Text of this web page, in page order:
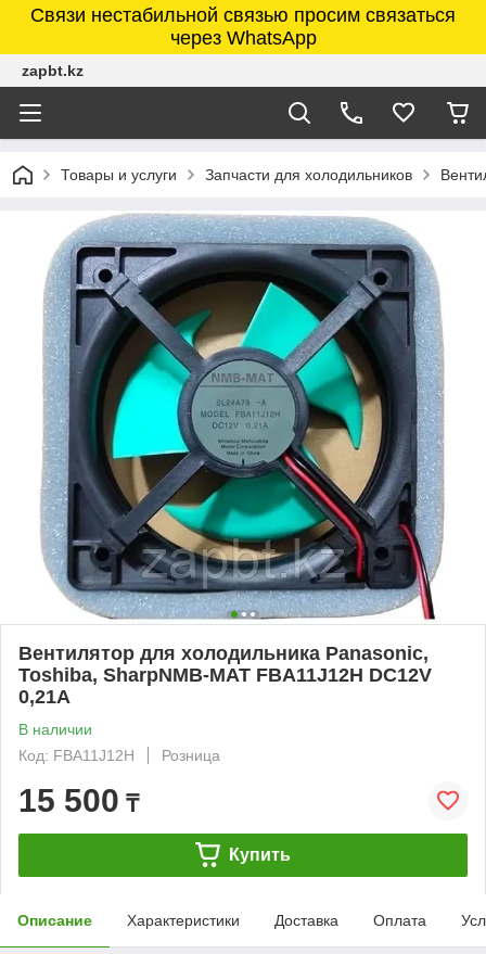
Связи нестабильной связью просим связаться
через WhatsApp
zapbt.kz
Товары и услуги Запчасти для холодильников
Вентилятор для холодильника Panasonic,
Toshiba, SharpNMB-MAT FBA11J12H DC12V
0,21A
В наличии
Код: FBA11J12H
Розница
15 500 ₸
Купить
Описание Характеристики Доставка Оплата